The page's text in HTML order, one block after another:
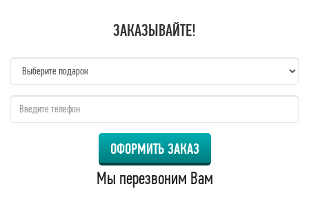
ЗАКАЗЫВАЙТЕ!
ОФОРМИТЬ ЗАКАЗ
Мы перезвоним Вам